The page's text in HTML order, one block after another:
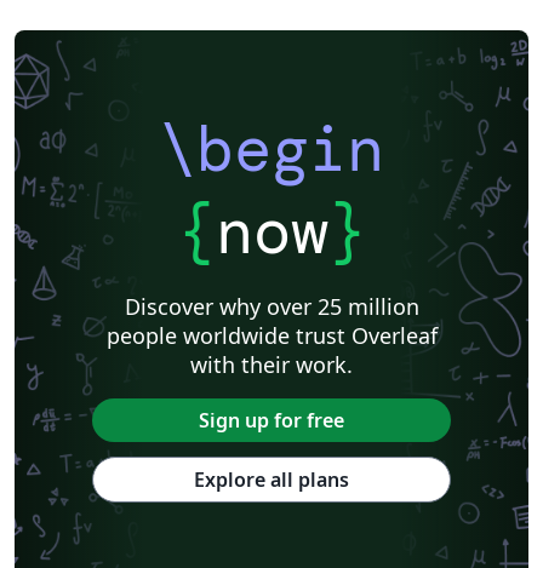
\begin
{now}
Discover why over 25 million
people worldwide trust Overleaf
with their work.
Sign up for free
Explore all plans